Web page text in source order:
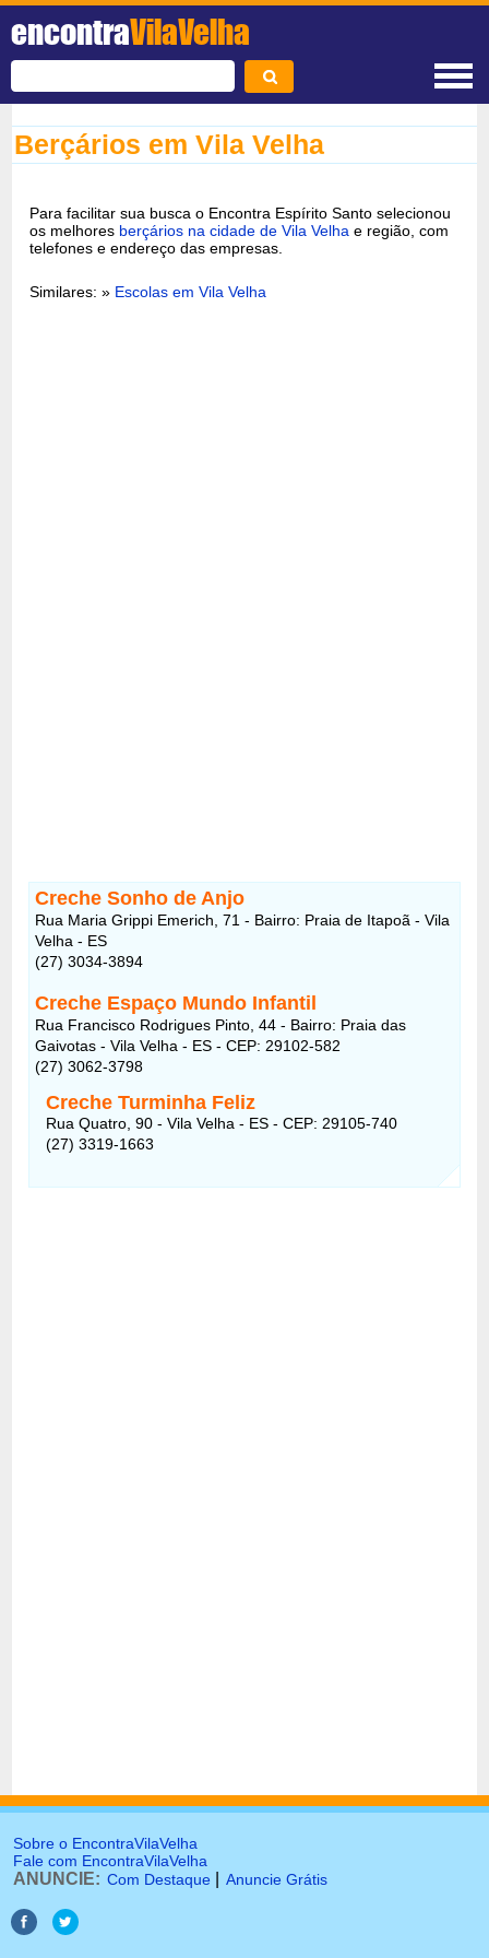
encontraVilaVelha
Berçários em Vila Velha
Para facilitar sua busca o Encontra Espírito Santo selecionou
os melhores berçários na cidade de Vila Velha e região, com
telefones e endereço das empresas.
Similares: » Escolas em Vila Velha
Creche Sonho de Anjo
Rua Maria Grippi Emerich, 71 - Bairro: Praia de Itapoã - Vila
Velha - ES
(27) 3034-3894
Creche Espaço Mundo Infantil
Rua Francisco Rodrigues Pinto, 44 - Bairro: Praia das
Gaivotas - Vila Velha - ES - CEP: 29102-582
(27) 3062-3798
Creche Turminha Feliz
Rua Quatro, 90 - Vila Velha - ES - CEP: 29105-740
(27) 3319-1663
Sobre o EncontraVilaVelha
Fale com EncontraVilaVelha
ANUNCIE: Com Destaque Anuncie Grátis